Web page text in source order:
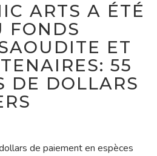
ARTS A ÉTÉ
FONDS
ET
55
DE DOLLARS
de paiement en espèces